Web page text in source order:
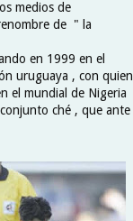
medios de
de " la
en 1999 en el
uruguaya , con quien
el mundial de Nigeria
ché , que ante